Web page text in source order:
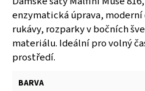
enzymatická úprava,
rukávy, rozparky v bočních
materiálu. Ideální pro volný
prostředí.
BARVA